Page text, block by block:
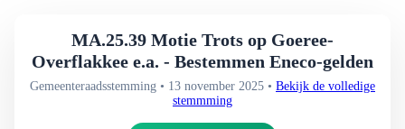
MA.25.39 Motie Trots op Goeree-
Overflakkee e.a. - Bestemmen Eneco-gelden
Gemeenteraadsstemming • 13 november 2025 • Bekijk de volledige
stemmming